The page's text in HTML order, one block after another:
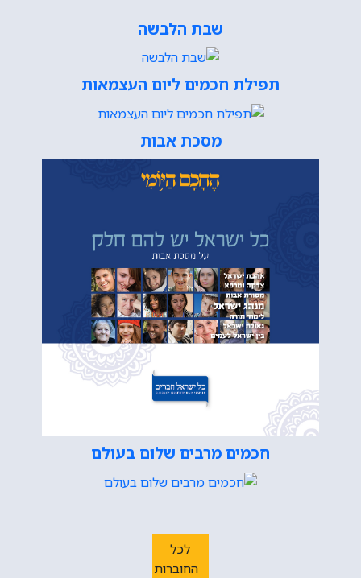
שבת הלבשה
תפילת חכמים ליום העצמאות
מסכת אבות
חכמים מרבים שלום בעולם
לכל
החוברות